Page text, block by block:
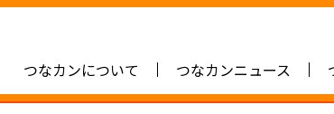
つなカンについて つなカンニュース